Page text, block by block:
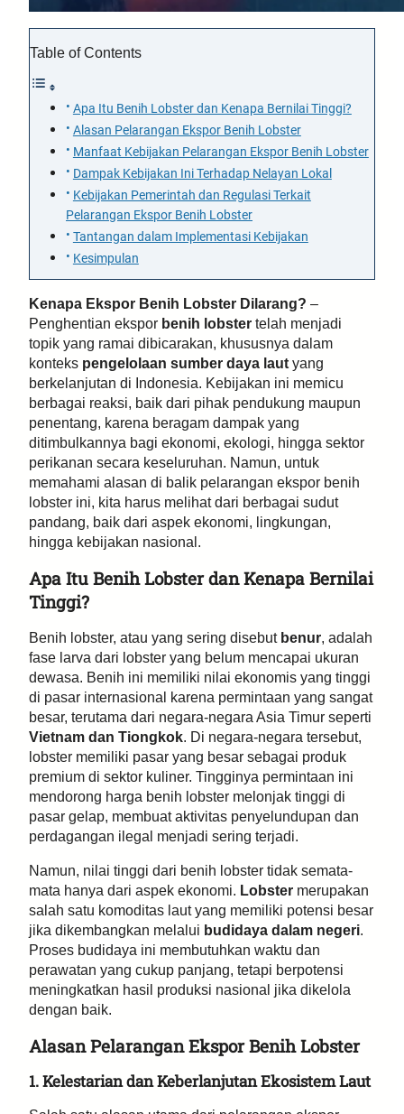
Table of Contents
Apa Itu Benih Lobster dan Kenapa Bernilai Tinggi?
Alasan Pelarangan Ekspor Benih Lobster
Manfaat Kebijakan Pelarangan Ekspor Benih Lobster
Dampak Kebijakan Ini Terhadap Nelayan Lokal
Kebijakan Pemerintah dan Regulasi Terkait
Pelarangan Ekspor Benih Lobster
Tantangan dalam Implementasi Kebijakan
Kesimpulan
Kenapa Ekspor Benih Lobster Dilarang? –
Penghentian ekspor benih lobster telah menjadi
topik yang ramai dibicarakan, khususnya dalam
konteks pengelolaan sumber daya laut yang
berkelanjutan di Indonesia. Kebijakan ini memicu
berbagai reaksi, baik dari pihak pendukung maupun
penentang, karena beragam dampak yang
ditimbulkannya bagi ekonomi, ekologi, hingga sektor
perikanan secara keseluruhan. Namun, untuk
memahami alasan di balik pelarangan ekspor benih
lobster ini, kita harus melihat dari berbagai sudut
pandang, baik dari aspek ekonomi, lingkungan,
hingga kebijakan nasional.
Apa Itu Benih Lobster dan Kenapa Bernilai
Tinggi?
Benih lobster, atau yang sering disebut benur, adalah
fase larva dari lobster yang belum mencapai ukuran
dewasa. Benih ini memiliki nilai ekonomis yang tinggi
di pasar internasional karena permintaan yang sangat
besar, terutama dari negara-negara Asia Timur seperti
Vietnam dan Tiongkok. Di negara-negara tersebut,
lobster memiliki pasar yang besar sebagai produk
premium di sektor kuliner. Tingginya permintaan ini
mendorong harga benih lobster melonjak tinggi di
pasar gelap, membuat aktivitas penyelundupan dan
perdagangan ilegal menjadi sering terjadi.
Namun, nilai tinggi dari benih lobster tidak semata-
mata hanya dari aspek ekonomi. Lobster merupakan
salah satu komoditas laut yang memiliki potensi besar
jika dikembangkan melalui budidaya dalam negeri.
Proses budidaya ini membutuhkan waktu dan
perawatan yang cukup panjang, tetapi berpotensi
meningkatkan hasil produksi nasional jika dikelola
dengan baik.
Alasan Pelarangan Ekspor Benih Lobster
1. Kelestarian dan Keberlanjutan Ekosistem Laut